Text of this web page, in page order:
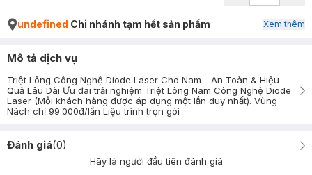
undefined Chi nhánh tạm hết sản phẩm Xem thêm
Mô tả dịch vụ
Triệt Lông Công Nghệ Diode Laser Cho Nam - An Toàn & Hiệu
Quả Lâu Dài Ưu đãi trải nghiệm Triệt Lông Nam Công Nghệ Diode
Laser (Mỗi khách hàng được áp dụng một lần duy nhất). Vùng
Nách chỉ 99.000đ/lần Liệu trình trọn gói
Đánh giá(0)
Hãy là người đầu tiên đánh giá